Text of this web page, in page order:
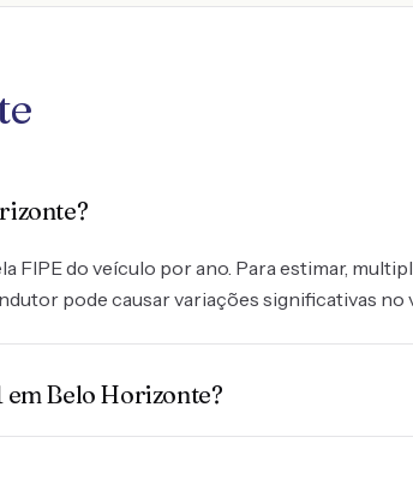
FIPE do veículo por ano. Para estimar,
pode causar variações significativas no
em Belo Horizonte?